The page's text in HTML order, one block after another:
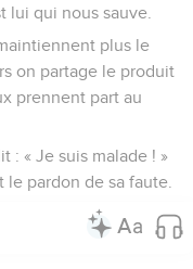
lui qui nous sauve.
plus le
on partage le produit
prennent part au
: « Je suis malade ! »
pardon de sa faute.